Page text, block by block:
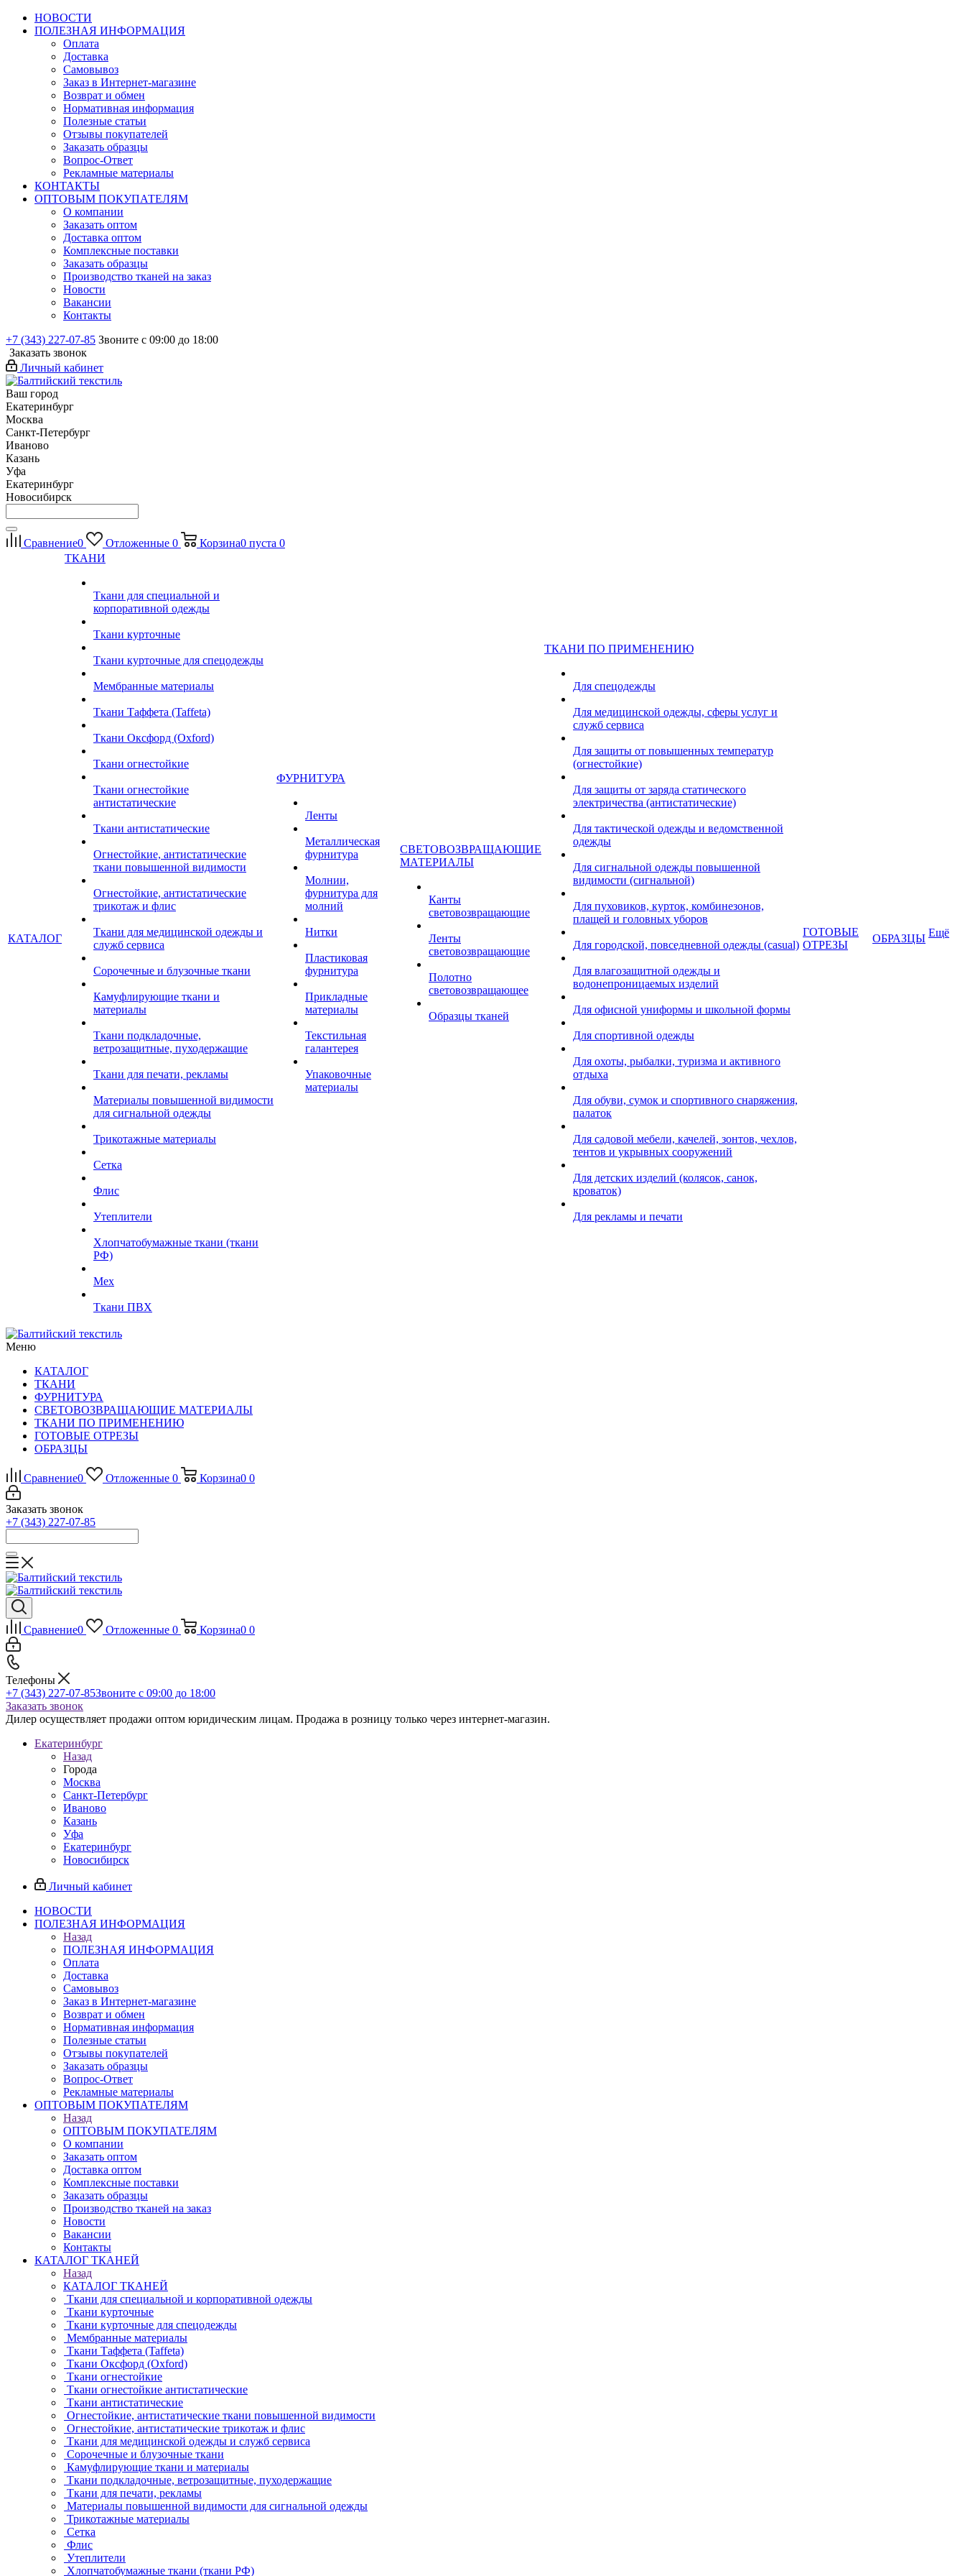
НОВОСТИ
ПОЛЕЗНАЯ ИНФОРМАЦИЯ
Оплата
Доставка
Самовывоз
Заказ в Интернет-магазине
Возврат и обмен
Нормативная информация
Полезные статьи
Отзывы покупателей
Заказать образцы
Вопрос-Ответ
Рекламные материалы
КОНТАКТЫ
ОПТОВЫМ ПОКУПАТЕЛЯМ
О компании
Заказать оптом
Доставка оптом
Комплексные поставки
Заказать образцы
Производство тканей на заказ
Новости
Вакансии
Контакты
+7 (343) 227-07-85 Звоните с 09:00 до 18:00
Заказать звонок
Личный кабинет
Ваш город
Екатеринбург
Москва
Санкт-Петербург
Иваново
Казань
Уфа
Екатеринбург
Новосибирск
Сравнение0 Отложенные 0 Корзина0 пуста 0
КАТАЛОГ
ТКАНИ
Ткани для специальной и
корпоративной одежды
Ткани курточные
Ткани курточные для спецодежды
Мембранные материалы
Ткани Таффета (Taffeta)
Ткани Оксфорд (Oxford)
Ткани огнестойкие
Ткани огнестойкие
антистатические
Ткани антистатические
Огнестойкие, антистатические
ткани повышенной видимости
Огнестойкие, антистатические
трикотаж и флис
Ткани для медицинской одежды и
служб сервиса
Сорочечные и блузочные ткани
Камуфлирующие ткани и
материалы
Ткани подкладочные,
ветрозащитные, пуходержащие
Ткани для печати, рекламы
Материалы повышенной видимости
для сигнальной одежды
Трикотажные материалы
Сетка
Флис
Утеплители
Хлопчатобумажные ткани (ткани
РФ)
Мех
Ткани ПВХ
ФУРНИТУРА
Ленты
Металлическая
фурнитура
Молнии,
фурнитура для
молний
Нитки
Пластиковая
фурнитура
Прикладные
материалы
Текстильная
галантерея
Упаковочные
материалы
СВЕТОВОЗВРАЩАЮЩИЕ
МАТЕРИАЛЫ
Канты
световозвращающие
Ленты
световозвращающие
Полотно
световозвращающее
Образцы тканей
ТКАНИ ПО ПРИМЕНЕНИЮ
Для спецодежды
Для медицинской одежды, сферы услуг и
служб сервиса
Для защиты от повышенных температур
(огнестойкие)
Для защиты от заряда статического
электричества (антистатические)
Для тактической одежды и ведомственной
одежды
Для сигнальной одежды повышенной
видимости (сигнальной)
Для пуховиков, курток, комбинезонов,
плащей и головных уборов
Для городской, повседневной одежды (casual)
Для влагозащитной одежды и
водонепроницаемых изделий
Для офисной униформы и школьной формы
Для спортивной одежды
Для охоты, рыбалки, туризма и активного
отдыха
Для обуви, сумок и спортивного снаряжения,
палаток
Для садовой мебели, качелей, зонтов, чехлов,
тентов и укрывных сооружений
Для детских изделий (колясок, санок,
кроваток)
Для рекламы и печати
ГОТОВЫЕ
ОТРЕЗЫ
ОБРАЗЦЫ Ещё
Меню
КАТАЛОГ
ТКАНИ
ФУРНИТУРА
СВЕТОВОЗВРАЩАЮЩИЕ МАТЕРИАЛЫ
ТКАНИ ПО ПРИМЕНЕНИЮ
ГОТОВЫЕ ОТРЕЗЫ
ОБРАЗЦЫ
Сравнение0 Отложенные 0 Корзина0 0
Заказать звонок
+7 (343) 227-07-85
Сравнение0 Отложенные 0 Корзина0 0
Телефоны
+7 (343) 227-07-85Звоните с 09:00 до 18:00
Заказать звонок
Дилер осуществляет продажи оптом юридическим лицам. Продажа в розницу только через интернет-магазин.
Екатеринбург
Назад
Города
Москва
Санкт-Петербург
Иваново
Казань
Уфа
Екатеринбург
Новосибирск
Личный кабинет
НОВОСТИ
ПОЛЕЗНАЯ ИНФОРМАЦИЯ
Назад
ПОЛЕЗНАЯ ИНФОРМАЦИЯ
Оплата
Доставка
Самовывоз
Заказ в Интернет-магазине
Возврат и обмен
Нормативная информация
Полезные статьи
Отзывы покупателей
Заказать образцы
Вопрос-Ответ
Рекламные материалы
ОПТОВЫМ ПОКУПАТЕЛЯМ
Назад
ОПТОВЫМ ПОКУПАТЕЛЯМ
О компании
Заказать оптом
Доставка оптом
Комплексные поставки
Заказать образцы
Производство тканей на заказ
Новости
Вакансии
Контакты
КАТАЛОГ ТКАНЕЙ
Назад
КАТАЛОГ ТКАНЕЙ
Ткани для специальной и корпоративной одежды
Ткани курточные
Ткани курточные для спецодежды
Мембранные материалы
Ткани Таффета (Taffeta)
Ткани Оксфорд (Oxford)
Ткани огнестойкие
Ткани огнестойкие антистатические
Ткани антистатические
Огнестойкие, антистатические ткани повышенной видимости
Огнестойкие, антистатические трикотаж и флис
Ткани для медицинской одежды и служб сервиса
Сорочечные и блузочные ткани
Камуфлирующие ткани и материалы
Ткани подкладочные, ветрозащитные, пуходержащие
Ткани для печати, рекламы
Материалы повышенной видимости для сигнальной одежды
Трикотажные материалы
Сетка
Флис
Утеплители
Хлопчатобумажные ткани (ткани РФ)